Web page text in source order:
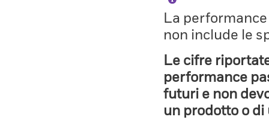
La
non include le
Le cifre
performance
futuri e non
un prodotto o di